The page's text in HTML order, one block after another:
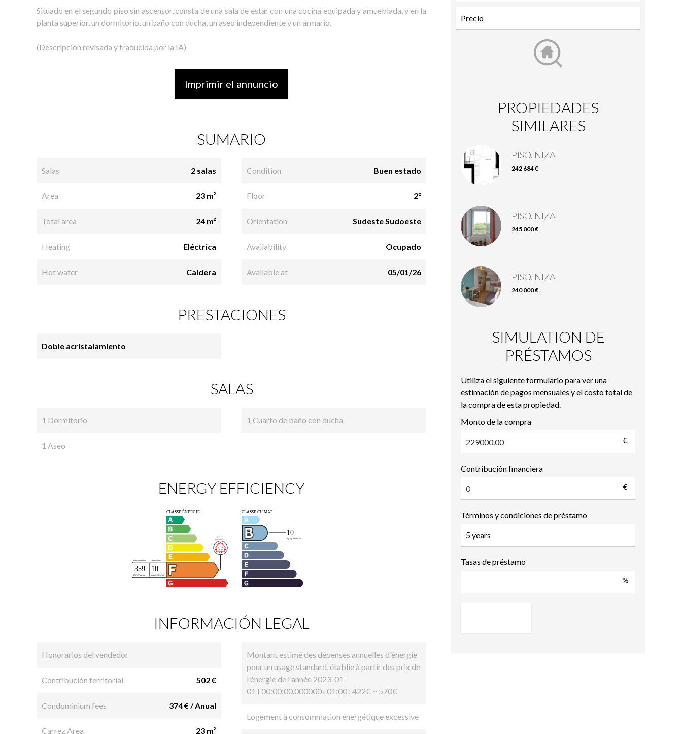
Situado en el segundo piso sin ascensor, consta de una sala de estar con una cocina equipada y amueblada, y en la
planta superior, un dormitorio, un baño con ducha, un aseo independiente y un armario.
(Descripción revisada y traducida por la IA)
Imprimir el annuncio
SUMARIO
Salas 2 salas
Area 23 m²
Total area 24 m²
Heating Eléctrica
Hot water Caldera
Condition Buen estado
Floor 2°
Orientation Sudeste Sudoeste
Availability Ocupado
Available at 05/01/26
PRESTACIONES
Doble acristalamiento
SALAS
1 Dormitorio
1 Aseo
1 Cuarto de baño con ducha
ENERGY EFFICIENCY
INFORMACIÓN LEGAL
Honorarios del vendedor
Contribución territorial 502 €
Condominium fees 374 € / Anual
Carrez Area 23 m²
Montant estimé des dépenses annuelles d'énergie
pour un usage standard, établie à partir des prix de
l'énergie de l'année 2023-01-
01T00:00:00.000000+01:00 : 422€ ~ 570€
Logement à consommation énergétique excessive
PROPIEDADES
SIMILARES
PISO, NIZA
242 684 €
PISO, NIZA
245 000 €
PISO, NIZA
240 000 €
SIMULATION DE
PRÉSTAMOS
Utiliza el siguiente formulario para ver una
estimación de pagos mensuales y el costo total de
la compra de esta propiedad.
Monto de la compra
€
Contribución financiera
€
Términos y condiciones de préstamo
Tasas de préstamo
%